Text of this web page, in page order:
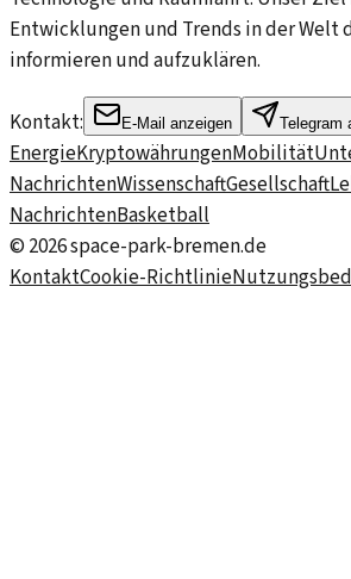
Entwicklungen und Trends in der Welt
informieren und aufzuklären.
Kontakt: E-Mail anzeigen Telegram
EnergieKryptowährungenMobilität
NachrichtenWissenschaftGesellschaft
NachrichtenBasketball
© 2026space-park-bremen.de
KontaktCookie-Richtlinie